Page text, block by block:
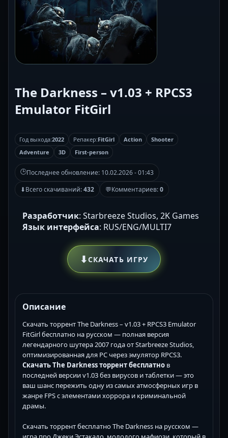
The Darkness – v1.03 + RPCS3
Emulator FitGirl
Год выхода:2022 Репакер:FitGirl Action
Shooter
Adventure
3D First-person
🕒Последнее обновление: 10.02.2026 - 01:43
⬇Всего скачиваний:432 💬Комментариев:0
Разработчик: Starbreeze Studios, 2K Games
Язык интерфейса: RUS/ENG/MULTI7
⬇СКАЧАТЬ ИГРУ
Описание
Скачать торрент The Darkness – v1.03 + RPCS3 Emulator
FitGirl бесплатно на русском — полная версия
легендарного шутера 2007 года от Starbreeze Studios,
оптимизированная для PC через эмулятор RPCS3.
Скачать The Darkness торрент бесплатно в
последней версии v1.03 без вирусов и таблетки — это
ваш шанс пережить одну из самых атмосферных игр в
жанре FPS с элементами хоррора и криминальной
драмы.
Скачать торрент бесплатно The Darkness на русском —